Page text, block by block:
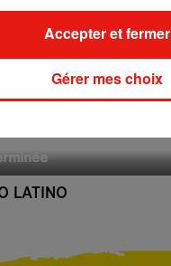
l'éruption du volcan de
LATINO
Gérer mes choix
Accepter et fermer